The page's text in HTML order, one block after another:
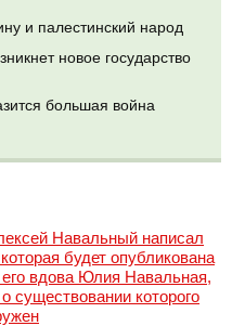
и палестинский народ
новое государство
большая война
Навальный написал
будет опубликована
его вдова Юлия Навальная,
существовании которого